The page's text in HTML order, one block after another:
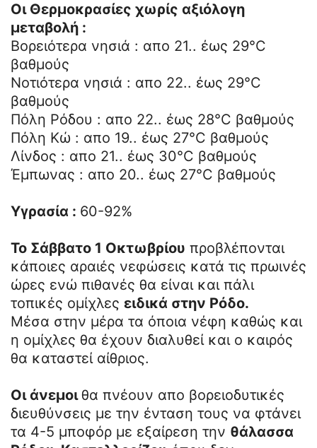
Οι Θερμοκρασίες χωρίς αξιόλογη
μεταβολή :
Βορειότερα νησιά : απο 21.. έως 29°C
βαθμούς
Νοτιότερα νησιά : απο 22.. έως 29°C
βαθμούς
Πόλη Ρόδου : απο 22.. έως 28°C βαθμούς
Πόλη Κώ : απο 19.. έως 27°C βαθμούς
Λίνδος : απο 21.. έως 30°C βαθμούς
Έμπωνας : απο 20.. έως 27°C βαθμούς
Υγρασία : 60-92%
Το Σάββατο 1 Οκτωβρίου προβλέπονται
κάποιες αραιές νεφώσεις κατά τις πρωινές
ώρες ενώ πιθανές θα είναι και πάλι
τοπικές ομίχλες ειδικά στην Ρόδο.
Μέσα στην μέρα τα όποια νέφη καθώς και
η ομίχλες θα έχουν διαλυθεί και ο καιρός
θα καταστεί αίθριος.
Οι άνεμοιθα πνέουν απο βορειοδυτικές
διευθύνσεις με την ένταση τους να φτάνει
τα 4-5 μποφόρ με εξαίρεση την θάλασσα